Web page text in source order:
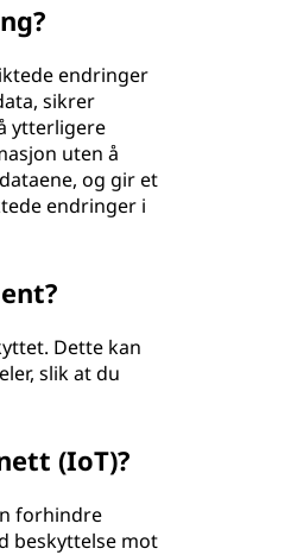
endringer
sikrer
ytterligere
uten å
og gir et
endringer i
Dette kan
slik at du
(IoT)?
forhindre
beskyttelse mot